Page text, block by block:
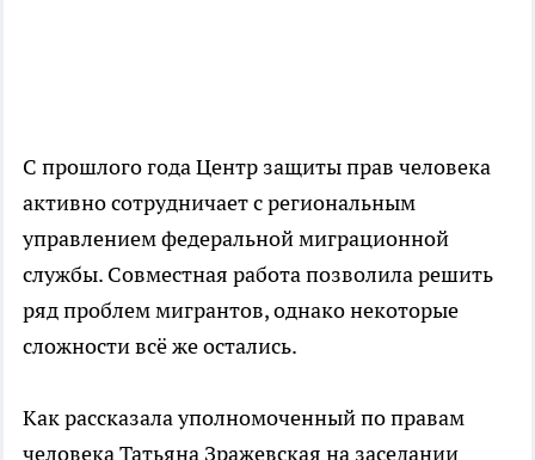
С прошлого года Центр защиты прав человека
активно сотрудничает с региональным
управлением федеральной миграционной
службы. Совместная работа позволила решить
ряд проблем мигрантов, однако некоторые
сложности всё же остались.
Как рассказала уполномоченный по правам
человека Татьяна Зражевская на заседании